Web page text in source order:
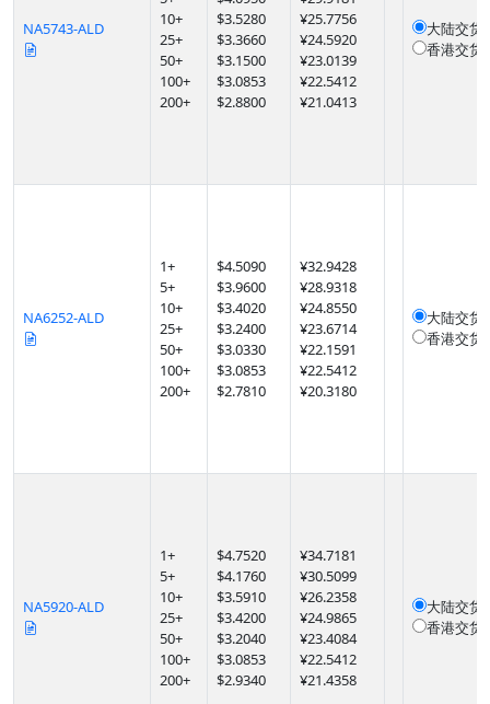
NA5743-ALD
10+
25+
50+
100+
200+
$3.5280
$3.3660
$3.1500
$3.0853
$2.8800
¥25.7756
¥24.5920
¥23.0139
¥22.5412
¥21.0413
大陆交货
香港交货
NA6252-ALD
1+
5+
10+
25+
50+
100+
200+
$4.5090
$3.9600
$3.4020
$3.2400
$3.0330
$3.0853
$2.7810
¥32.9428
¥28.9318
¥24.8550
¥23.6714
¥22.1591
¥22.5412
¥20.3180
大陆交货
香港交货
NA5920-ALD
1+
5+
10+
25+
50+
100+
200+
$4.7520
$4.1760
$3.5910
$3.4200
$3.2040
$3.0853
$2.9340
¥34.7181
¥30.5099
¥26.2358
¥24.9865
¥23.4084
¥22.5412
¥21.4358
大陆交货
香港交货